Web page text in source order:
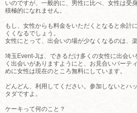
いのですが、一般的に、男性に比べ、女性は受
積極的になれません。
もし、女性からも料金をいただくとなると余計
くくなるでしょう。
女性にとって、出会いの場が少なくなるのは、
埼玉Event-Jは、できるだけ多くの女性に出会
く出会いがありますようにと、お見合いパーテ
めに女性は現在のところ無料にしています。
どんどん、利用してください。参加しないとハ
タダですよ。
ケーキって何のこと？